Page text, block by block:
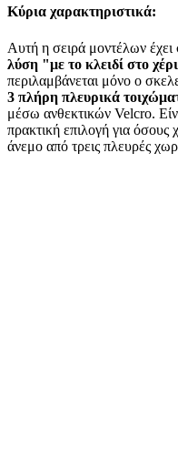
Κύρια χαρακτηριστικά:
Αυτή η σειρά μοντέλων έχει
λύση "με το κλειδί στο
περιλαμβάνεται μόνο ο
3 πλήρη πλευρικά
μέσω ανθεκτικών Velcro.
πρακτική επιλογή για όσους
άνεμο από τρεις πλευρές